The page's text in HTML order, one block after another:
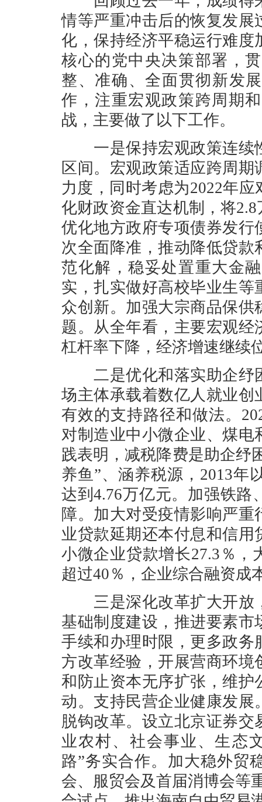
情等严重冲击后的恢复发
化，保持经济平稳运行难
核心的党中央决策部署，
整、准确、全面贯彻新发
作，注重宏观政策跨周期
战，主要做了以下工作。
一是保持宏观政策连续
区间。宏观政策适应跨周
力度，同时考虑为2022年
化财政资金直达机制，将
优化地方政府专项债券发
次全面降准，推动降低贷
范化解，稳妥处置重大金
实，扎实做好高校毕业生
众创新。加强大宗商品保
题。从全年看，主要宏观
杠杆率下降，经济增速继续
二是优化和落实助企纾
场主体承载着数亿人就业
有效的支持路径和做法。
对制造业中小微企业、煤
践表明，减税降费是助企纾
养鱼”、涵养税源，2013年
达到4.76万亿元。加强铁路
障。加大对受疫情影响严
业贷款延期还本付息和信
小微企业贷款增长27.3％，
超过40％，企业综合融资成
三是深化改革扩大开放
基础制度建设，推进要素
手续和办理时限，更多政
方改革经验，开展营商环
和防止资本无序扩张，维
动。支持民营企业健康发
脱钩改革。设立北京证券
业农村、社会事业、生态
路”务实合作。加大稳外贸
会、服贸会及首届消博会等